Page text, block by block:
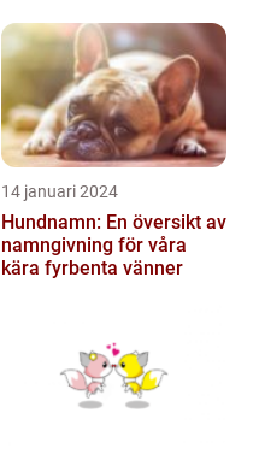
14 januari 2024
Hundnamn: En översikt av
namngivning för våra
kära fyrbenta vänner